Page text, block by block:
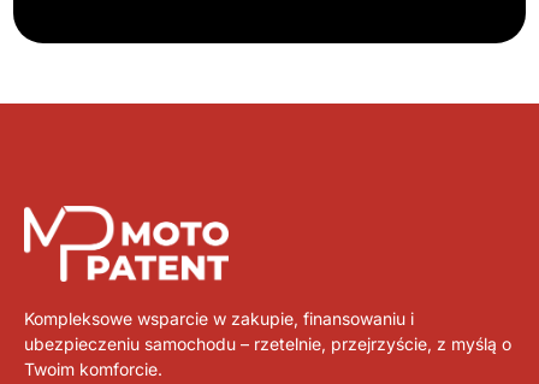
Kompleksowe wsparcie w zakupie, finansowaniu i
ubezpieczeniu samochodu – rzetelnie, przejrzyście, z myślą o
Twoim komforcie.